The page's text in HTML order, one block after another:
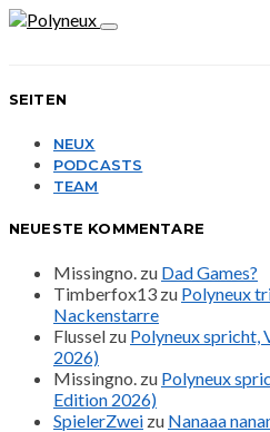
SEITEN
NEUX
PODCASTS
TEAM
NEUESTE KOMMENTARE
Missingno. zu Dad Games?
Timberfox13 zu Polyneux
Nackenstarre
Flussel zu Polyneux spricht,
2026)
Missingno. zu Polyneux
Edition 2026)
SpielerZwei zu Nanaaa